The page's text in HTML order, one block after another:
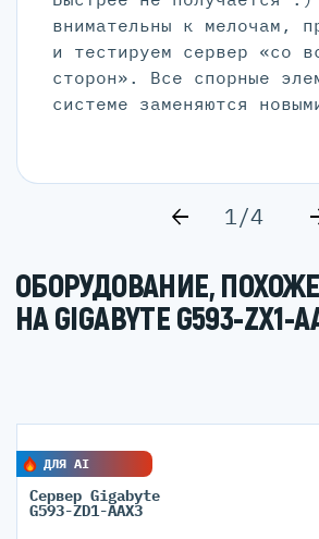
внимательны к мелочам,
и тестируем сервер «со
сторон». Все спорные
системе заменяются
1/4
ОБОРУДОВАНИЕ,
НА GIGABYTE G593-ZX1-
ДЛЯ AI
Сервер Gigabyte
G593-ZD1-AAX3